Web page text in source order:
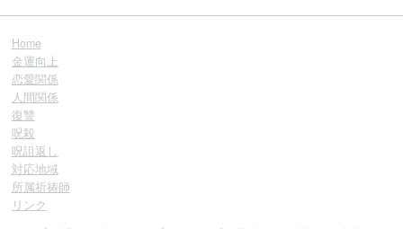
Home
金運向上
恋愛関係
人間関係
復讐
呪殺
呪詛返し
対応地域
所属祈祷師
リンク